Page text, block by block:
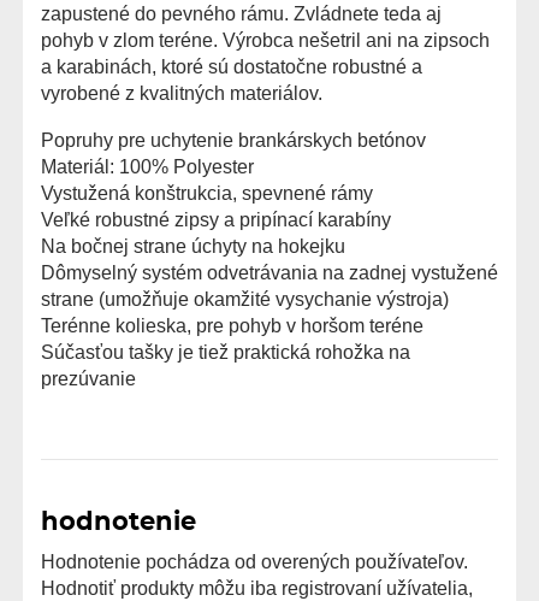
zapustené do pevného rámu. Zvládnete teda aj
pohyb v zlom teréne. Výrobca nešetril ani na zipsoch
a karabinách, ktoré sú dostatočne robustné a
vyrobené z kvalitných materiálov.
Popruhy pre uchytenie brankárskych betónov
Materiál: 100% Polyester
Vystužená konštrukcia, spevnené rámy
Veľké robustné zipsy a pripínací karabíny
Na bočnej strane úchyty na hokejku
Dômyselný systém odvetrávania na zadnej vystužené
strane (umožňuje okamžité vysychanie výstroja)
Terénne kolieska, pre pohyb v horšom teréne
Súčasťou tašky je tiež praktická rohožka na
prezúvanie
hodnotenie
Hodnotenie pochádza od overených používateľov.
Hodnotiť produkty môžu iba registrovaní užívatelia,